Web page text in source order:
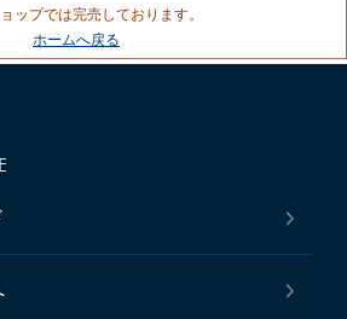
ップでは完売しております。
ホームへ戻る